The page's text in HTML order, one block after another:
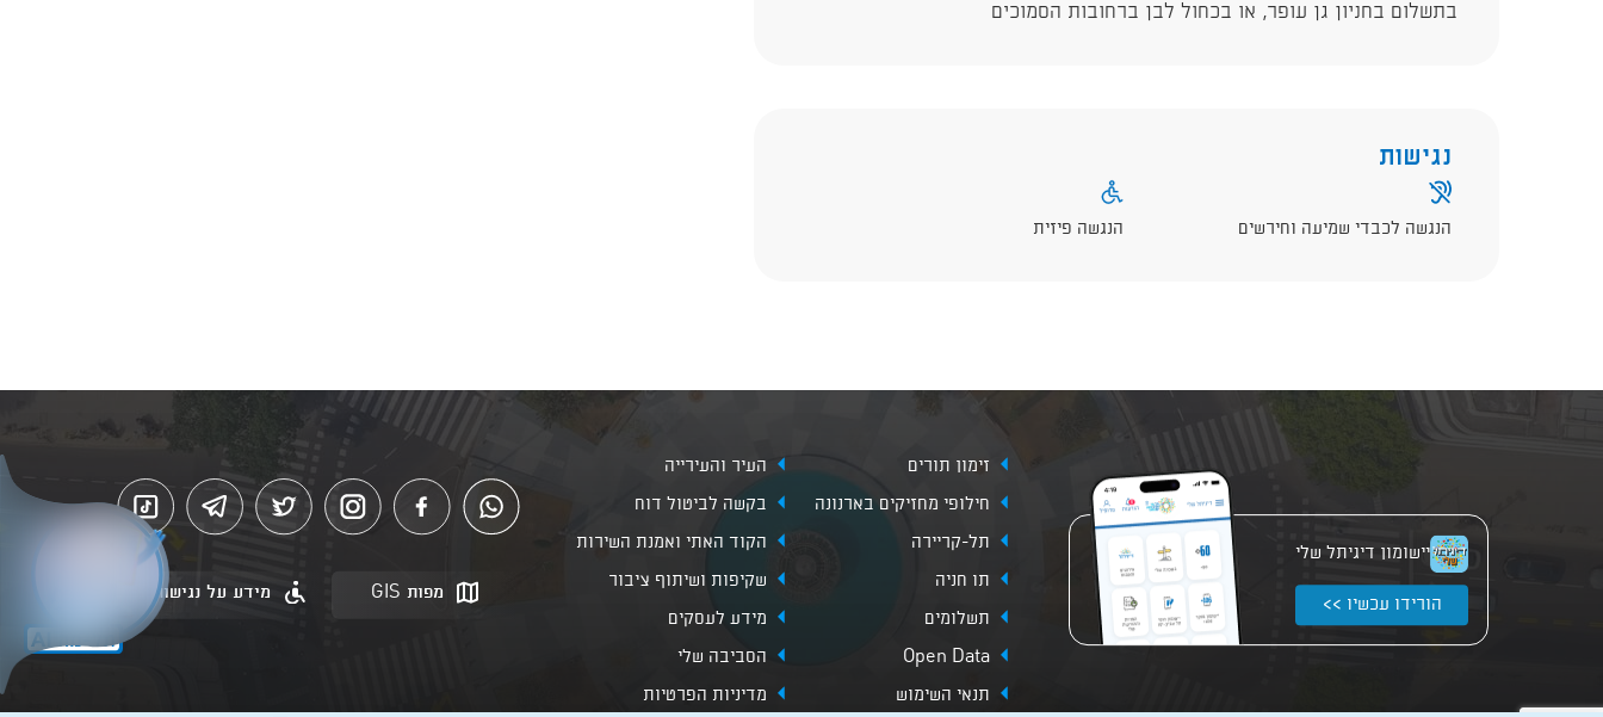
בתשלום בחניון גן עופר, או בכחול לבן ברחובות הסמוכים
נגישות
הנגשה לכבדי שמיעה וחירשים הנגשה פיזית
יישומון דיגיתל שלי
הורידו עכשיו >>
זימון תורים
העיר והעירייה
חילופי מחזיקים בארנונה
בקשה לביטול דוח
תל-קריירה
הקוד האתי ואמנת השירות
תו חניה
שקיפות ושיתוף ציבור
תשלומים
מידע לעסקים
Open Data
הסביבה שלי
תנאי השימוש
מדיניות הפרטיות
מפות GIS מידע על נגישות